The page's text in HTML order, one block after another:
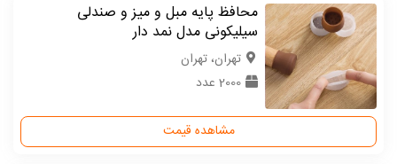
محافظ پایه مبل و میز و صندلی
سیلیکونی مدل نمد دار
تهران، تهران
2000 عدد
مشاهده قیمت